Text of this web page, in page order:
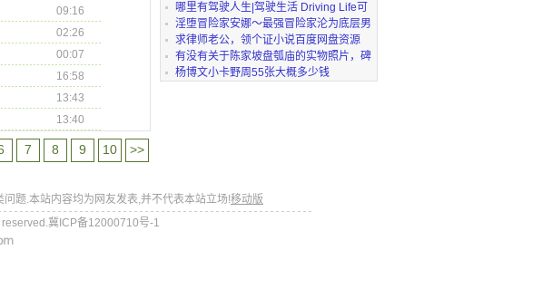
09:16
02:26
00:07
16:58
13:43
13:40
7 8 9 10 >>
哪里有驾驶人生|驾驶生活 Driving Life可
以下载？
淫堕冒险家安娜～最强冒险家沦为底层男
性的女人之路
求律师老公，领个证小说百度网盘资源
有没有关于陈家坡盘瓠庙的实物照片，碑
刻除了“敕封
杨博文小卡野周55张大概多少钱
题.本站内容均为网友发表,并不代表本站立场!移动版
冀ICP备12000710号-1